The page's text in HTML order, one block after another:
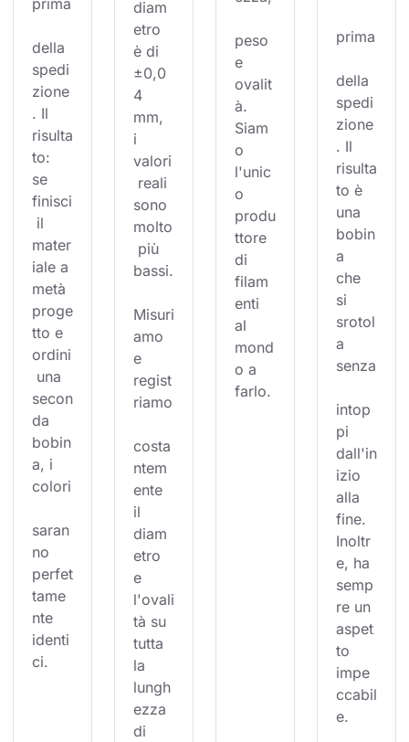
prima
della
spedi
zione
. Il
risulta
to:
se
finisci
il
mater
iale a
metà
proge
tto e
ordini
una
secon
da
bobin
a, i
colori
saran
no
perfet
tame
nte
identi
ci.
diam
etro
è di
±0,0
4
mm,
i
valori
reali
sono
molto
più
bassi.
Misuri
amo
e
regist
riamo
costa
ntem
ente
il
diam
etro
e
l'ovali
tà su
tutta
la
lungh
ezza
di
peso
e
ovalit
à.
Siam
o
l'unic
o
produ
ttore
di
filam
enti
al
mond
o a
farlo.
prima
della
spedi
zione
. Il
risulta
to è
una
bobin
a
che
si
srotol
a
senza
intop
pi
dall'in
izio
alla
fine.
Inoltr
e, ha
semp
re un
aspet
to
impe
ccabil
e.